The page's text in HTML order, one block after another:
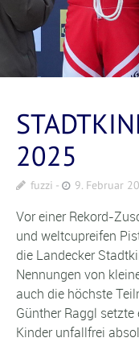
2025
fuzzi 9. Februar
Vor einer Rekord-
und weltcupreifen
die Landecker
Nennungen von
auch die höchste
Günther Raggl
Kinder unfallfrei